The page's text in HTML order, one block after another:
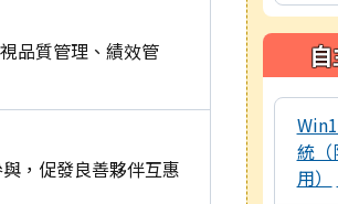
品質管理、績效管
，促發良善夥伴互惠
本區域
統（
用）